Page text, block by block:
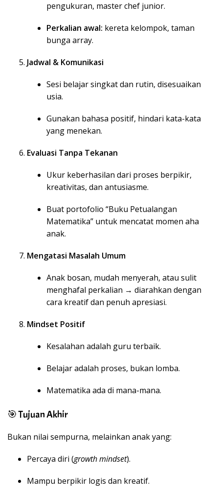
pengukuran, master chef junior.
Perkalian awal: kereta kelompok, taman
bunga array.
Jadwal & Komunikasi
Sesi belajar singkat dan rutin, disesuaikan
usia.
Gunakan bahasa positif, hindari kata-kata
yang menekan.
Evaluasi Tanpa Tekanan
Ukur keberhasilan dari proses berpikir,
kreativitas, dan antusiasme.
Buat portofolio “Buku Petualangan
Matematika” untuk mencatat momen aha
anak.
Mengatasi Masalah Umum
Anak bosan, mudah menyerah, atau sulit
menghafal perkalian → diarahkan dengan
cara kreatif dan penuh apresiasi.
Mindset Positif
Kesalahan adalah guru terbaik.
Belajar adalah proses, bukan lomba.
Matematika ada di mana-mana.
🎯 Tujuan Akhir
Bukan nilai sempurna, melainkan anak yang:
Percaya diri (growth mindset).
Mampu berpikir logis dan kreatif.